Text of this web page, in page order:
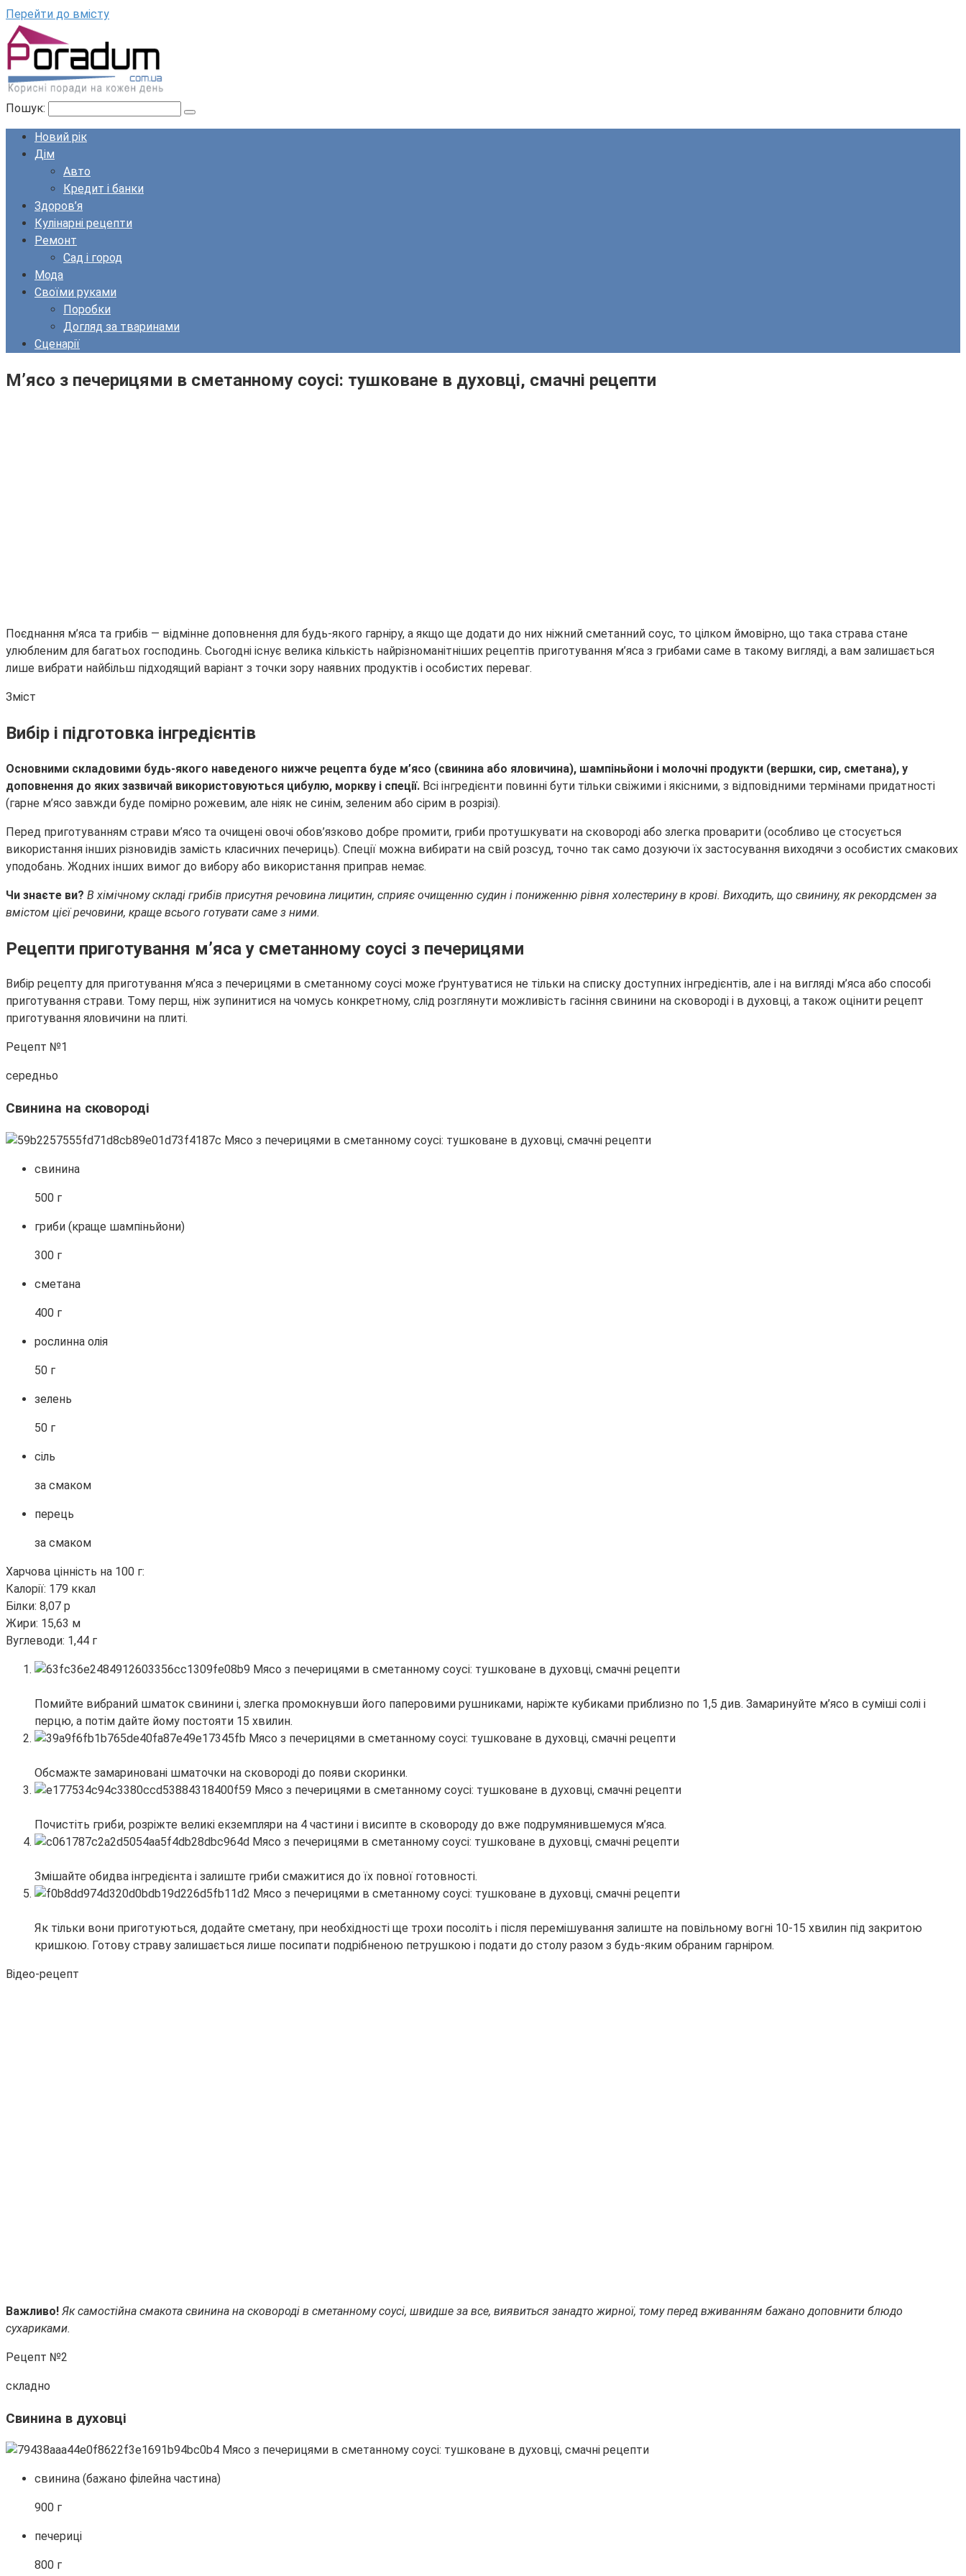
Перейти до вмісту
Пошук:
Новий рік
Дім
Авто
Кредит і банки
Здоров’я
Кулінарні рецепти
Ремонт
Сад і город
Мода
Своїми руками
Поробки
Догляд за тваринами
Сценарії
М’ясо з печерицями в сметанному соусі: тушковане в духовці, смачні рецепти
Поєднання м’яса та грибів — відмінне доповнення для будь-якого гарніру, а якщо ще додати до них ніжний сметанний соус, то цілком ймовірно, що така страва стане
улюбленим для багатьох господинь. Сьогодні існує велика кількість найрізноманітніших рецептів приготування м’яса з грибами саме в такому вигляді, а вам залишається
лише вибрати найбільш підходящий варіант з точки зору наявних продуктів і особистих переваг.
Зміст
Вибір і підготовка інгредієнтів
Основними складовими будь-якого наведеного нижче рецепта буде м’ясо (свинина або яловичина), шампіньйони і молочні продукти (вершки, сир, сметана), у
доповнення до яких зазвичай використовуються цибулю, моркву і спеції. Всі інгредієнти повинні бути тільки свіжими і якісними, з відповідними термінами придатності
(гарне м’ясо завжди буде помірно рожевим, але ніяк не синім, зеленим або сірим в розрізі).
Перед приготуванням страви м’ясо та очищені овочі обов’язково добре промити, гриби протушкувати на сковороді або злегка проварити (особливо це стосується
використання інших різновидів замість класичних печериць). Спеції можна вибирати на свій розсуд, точно так само дозуючи їх застосування виходячи з особистих смакових
уподобань. Жодних інших вимог до вибору або використання приправ немає.
Чи знаєте ви? В хімічному складі грибів присутня речовина лицитин, сприяє очищенню судин і пониженню рівня холестерину в крові. Виходить, що свинину, як рекордсмен за
вмістом цієї речовини, краще всього готувати саме з ними.
Рецепти приготування м’яса у сметанному соусі з печерицями
Вибір рецепту для приготування м’яса з печерицями в сметанному соусі може ґрунтуватися не тільки на списку доступних інгредієнтів, але і на вигляді м’яса або способі
приготування страви. Тому перш, ніж зупинитися на чомусь конкретному, слід розглянути можливість гасіння свинини на сковороді і в духовці, а також оцінити рецепт
приготування яловичини на плиті.
Рецепт №1
середньо
Свинина на сковороді
свинина
500 г
гриби (краще шампіньйони)
300 г
сметана
400 г
рослинна олія
50 г
зелень
50 г
сіль
за смаком
перець
за смаком
Харчова цінність на 100 г:
Калорії: 179 ккал
Білки: 8,07 р
Жири: 15,63 м
Вуглеводи: 1,44 г
Помийте вибраний шматок свинини і, злегка промокнувши його паперовими рушниками, наріжте кубиками приблизно по 1,5 див. Замаринуйте м’ясо в суміші солі і
перцю, а потім дайте йому постояти 15 хвилин.
Обсмажте замариновані шматочки на сковороді до появи скоринки.
Почистіть гриби, розріжте великі екземпляри на 4 частини і висипте в сковороду до вже подрумянившемуся м’яса.
Змішайте обидва інгредієнта і залиште гриби смажитися до їх повної готовності.
Як тільки вони приготуються, додайте сметану, при необхідності ще трохи посоліть і після перемішування залиште на повільному вогні 10-15 хвилин під закритою
кришкою. Готову страву залишається лише посипати подрібненою петрушкою і подати до столу разом з будь-яким обраним гарніром.
Відео-рецепт
Важливо! Як самостійна смакота свинина на сковороді в сметанному соусі, швидше за все, виявиться занадто жирної, тому перед вживанням бажано доповнити блюдо
сухариками.
Рецепт №2
складно
Свинина в духовці
свинина (бажано філейна частина)
900 г
печериці
800 г